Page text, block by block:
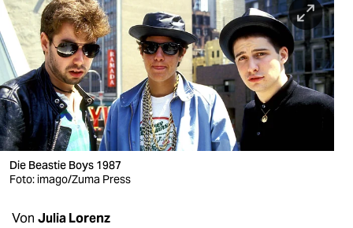
berlin
nord
wahrheit
verlag
verlag
veranstaltungen
shop
Die Beastie Boys 1987
Foto: imago/Zuma Press
Von Julia Lorenz